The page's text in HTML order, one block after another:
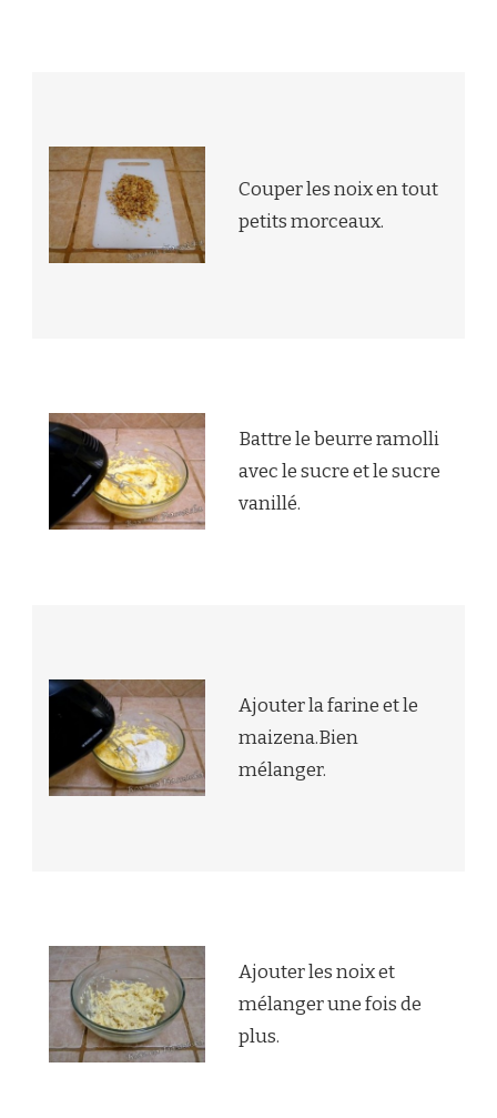
Couper les noix en tout
petits morceaux.
Battre le beurre ramolli
avec le sucre et le sucre
vanillé.
Ajouter la farine et le
maizena.Bien
mélanger.
Ajouter les noix et
mélanger une fois de
plus.